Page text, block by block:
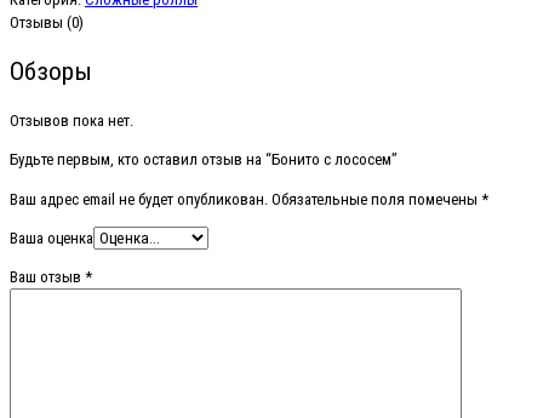
Отзывы (0)
Обзоры
Отзывов пока нет.
Будьте первым, кто оставил отзыв на “Бонито с лососем”
Ваш адрес email не будет опубликован. Обязательные поля помечены *
Ваша оценка
Ваш отзыв *